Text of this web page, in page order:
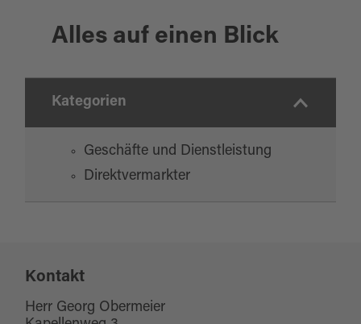
Alles auf einen Blick
Kategorien
Geschäfte und Dienstleistung
Direktvermarkter
Kontakt
Herr Georg Obermeier